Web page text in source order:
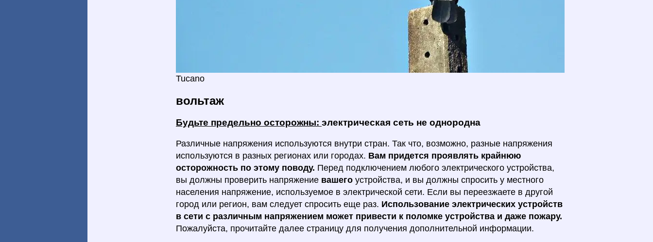
Tucano
вольтаж
Будьте предельно осторожны: электрическая сеть не однородна
Различные напряжения используются внутри стран. Так что, возможно, разные напряжения
используются в разных регионах или городах. Вам придется проявлять крайнюю
осторожность по этому поводу. Перед подключением любого электрического устройства,
вы должны проверить напряжение вашего устройства, и вы должны спросить у местного
населения напряжение, используемое в электрической сети. Если вы переезжаете в другой
город или регион, вам следует спросить еще раз. Использование электрических устройств
в сети с различным напряжением может привести к поломке устройства и даже пожару.
Пожалуйста, прочитайте далее страницу для получения дополнительной информации.